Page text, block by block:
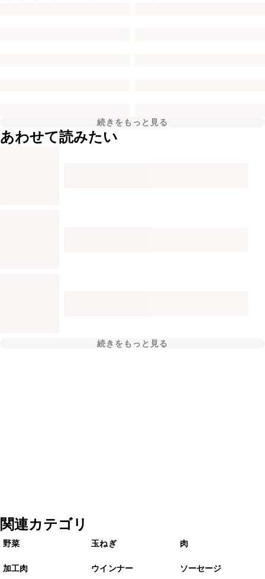
続きをもっと見る
あわせて読みたい
続きをもっと見る
関連カテゴリ
野菜 玉ねぎ 肉
加工肉 ウインナー ソーセージ